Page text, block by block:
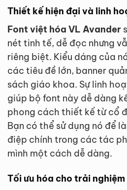
Thiết kế hiện đại và linh
Font việt hóa VL Avander
nét tinh tế, dễ đọc nhưng
riêng biệt. Kiểu dáng của
các tiêu đề lớn, banner
sách giáo khoa. Sự linh
giúp bộ font này dễ dàng
phong cách thiết kế từ cổ
Bạn có thể sử dụng nó để
điệp chính trong các tác
mình một cách dễ dàng.
Tối ưu hóa cho trải